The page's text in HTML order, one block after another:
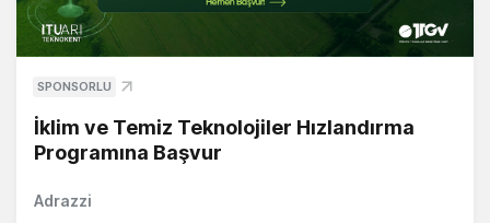
SPONSORLU
İklim ve Temiz Teknolojiler Hızlandırma
Programına Başvur
Adrazzi